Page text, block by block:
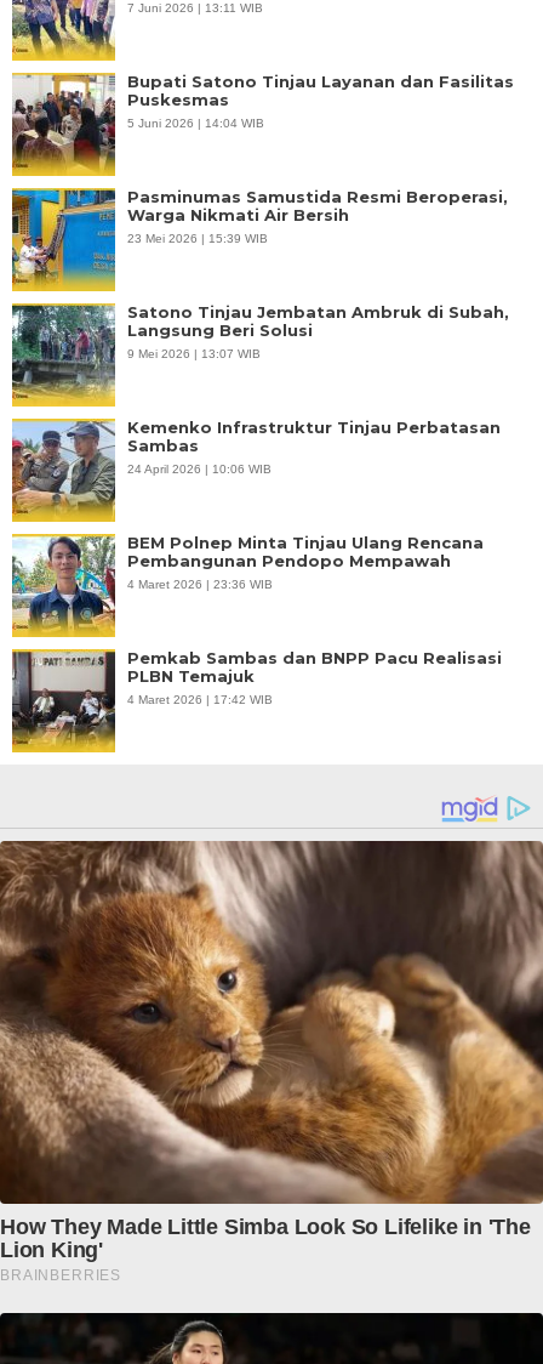
7 Juni 2026 | 13:11 WIB
Bupati Satono Tinjau Layanan dan Fasilitas
Puskesmas
5 Juni 2026 | 14:04 WIB
Pasminumas Samustida Resmi Beroperasi,
Warga Nikmati Air Bersih
23 Mei 2026 | 15:39 WIB
Satono Tinjau Jembatan Ambruk di Subah,
Langsung Beri Solusi
9 Mei 2026 | 13:07 WIB
Kemenko Infrastruktur Tinjau Perbatasan
Sambas
24 April 2026 | 10:06 WIB
BEM Polnep Minta Tinjau Ulang Rencana
Pembangunan Pendopo Mempawah
4 Maret 2026 | 23:36 WIB
Pemkab Sambas dan BNPP Pacu Realisasi
PLBN Temajuk
4 Maret 2026 | 17:42 WIB